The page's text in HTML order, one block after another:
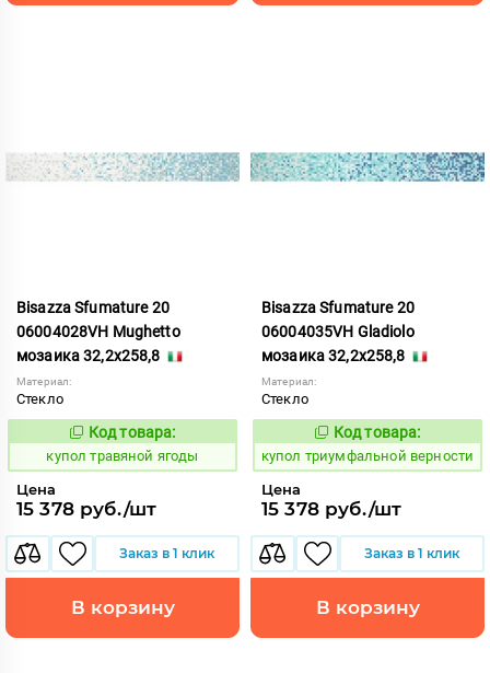
Bisazza Sfumature 20
06004028VH Mughetto
мозаика 32,2x258,8
Материал:
Стекло
856749
Код товара:
купол травяной ягоды
Цена
15 378 руб./шт
Заказ в 1 клик
В корзину
Bisazza Sfumature 20
06004035VH Gladiolo
мозаика 32,2x258,8
Материал:
Стекло
856756
Код товара:
купол триумфальной верности
Цена
15 378 руб./шт
Заказ в 1 клик
В корзину